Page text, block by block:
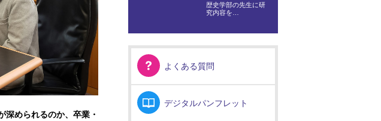
深められるのか、卒業・
歴史学部の先生に研
究内容を…
よくある質問
デジタルパンフレット